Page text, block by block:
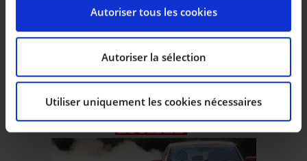
Pour en savoir plus sur le traitement de vos données
personnelles et définir vos préférences, reportez-vous
à lasection « Détails ». Vous pouvez modifier ou
retirer votre consentement à tout moment à partir de
Les cookies nous permettent de personnaliser le
contenu et les annonces, d’offrir des fonctionnalités
relatives aux médias sociaux et d’analyser notre trafic.
Nous partageons également des informations sur
Autoriser tous les cookies
Autoriser la sélection
Utiliser uniquement les cookies nécessaires
AUDI A5
72.983 km
AUDI A5
55.473 EUR